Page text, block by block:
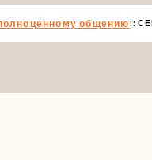
общению